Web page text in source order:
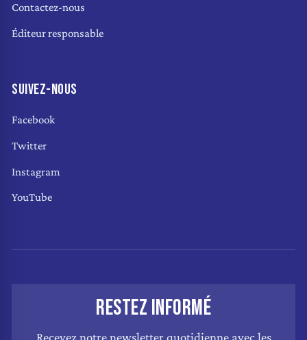
Contactez-nous
Éditeur responsable
SUIVEZ-NOUS
Facebook
Twitter
Instagram
YouTube
RESTEZ INFORMÉ
Recevez notre newsletter quotidienne avec les